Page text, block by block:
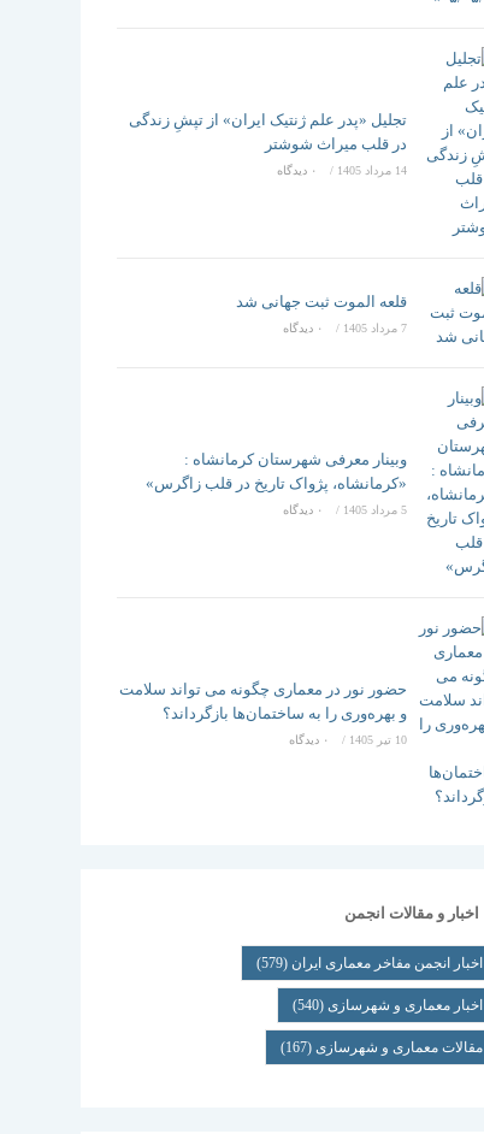
تجلیل «پدر علم ژنتیک ایران» از تپشِ زندگی
در قلب میراث شوشتر
14 مرداد 1405 / ۰ دیدگاه
قلعه الموت ثبت جهانی شد
7 مرداد 1405 / ۰ دیدگاه
وبینار معرفی شهرستان کرمانشاه :
«کرمانشاه، پژواک تاریخ در قلب زاگرس»
5 مرداد 1405 / ۰ دیدگاه
حضور نور در معماری چگونه می تواند سلامت
و بهره‌وری را به ساختمان‌ها بازگرداند؟
10 تیر 1405 / ۰ دیدگاه
اخبار و مقالات انجمن
اخبار انجمن مفاخر معماری ایران (579)
اخبار معماری و شهرسازی(540)
مقالات معماری و شهرسازی(167)